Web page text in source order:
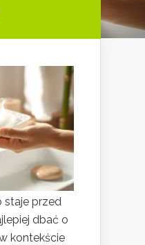
staje przed
dbać o
kontekście